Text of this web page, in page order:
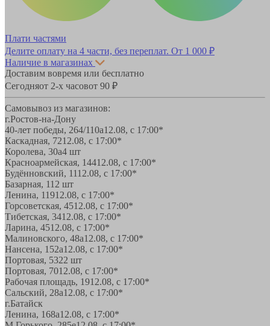
Плати частями
Делите оплату на 4 части, без переплат. От 1 000 ₽
Наличие в магазинах
Доставим вовремя или бесплатно
Сегодняот 2-х часовот 90 ₽
Самовывоз из магазинов:
г.Ростов-на-Дону
40-лет победы, 264/110а12.08, с 17:00*
Каскадная, 7212.08, с 17:00*
Королева, 30а4 шт
Красноармейская, 14412.08, с 17:00*
Будённовский, 1112.08, с 17:00*
Базарная, 11 2 шт
Ленина, 11912.08, с 17:00*
Горсоветская, 4512.08, с 17:00*
Тибетская, 3412.08, с 17:00*
Ларина, 4512.08, с 17:00*
Малиновского, 48а12.08, с 17:00*
Нансена, 152а12.08, с 17:00*
Портовая, 5322 шт
Портовая, 7012.08, с 17:00*
Рабочая площадь, 1912.08, с 17:00*
Сальский, 28a12.08, с 17:00*
г.Батайск
Ленина, 168а12.08, с 17:00*